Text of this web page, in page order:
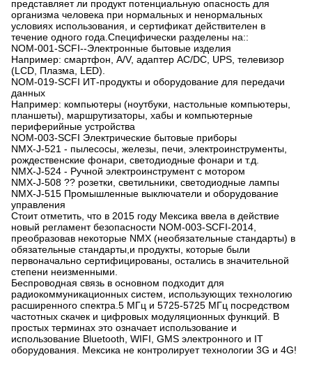
представляет ли продукт потенциальную опасность для
организма человека при нормальных и ненормальных
условиях использования, и сертификат действителен в
течение одного года.Специфически разделены на::
NOM-001-SCFI--Электронные бытовые изделия
Например: смартфон, A/V, адаптер AC/DC, UPS, телевизор
(LCD, Плазма, LED).
NOM-019-SCFI ИТ-продукты и оборудование для передачи
данных
Например: компьютеры (ноутбуки, настольные компьютеры,
планшеты), маршрутизаторы, хабы и компьютерные
периферийные устройства
NOM-003-SCFI Электрические бытовые приборы
NMX-J-521 - пылесосы, железы, печи, электроинструменты,
рождественские фонари, светодиодные фонари и т.д.
NMX-J-524 - Ручной электроинструмент с мотором
NMX-J-508 ?? розетки, светильники, светодиодные лампы
NMX-J-515 Промышленные выключатели и оборудование
управления
Стоит отметить, что в 2015 году Мексика ввела в действие
новый регламент безопасности NOM-003-SCFI-2014,
преобразовав некоторые NMX (необязательные стандарты) в
обязательные стандарты,и продукты, которые были
первоначально сертифицированы, остались в значительной
степени неизменными.
Беспроводная связь в основном подходит для
радиокоммуникационных систем, использующих технологию
расширенного спектра.5 МГц и 5725-5725 МГц посредством
частотных скачек и цифровых модуляционных функций. В
простых терминах это означает использование и
использование Bluetooth, WIFI, GMS электронного и IT
оборудования. Мексика не контролирует технологии 3G и 4G!